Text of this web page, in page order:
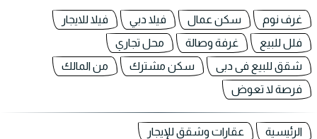
غرف نوم سكن عمال فيلا دبي
فيلا للايجار
فلل للبيع
غرفة وصالة
محل تجاري
شقق للبيع فى دبى
سكن مشترك
من المالك
فرصة لا تعوض
الرئيسية
عقارات وشقق للإيجار